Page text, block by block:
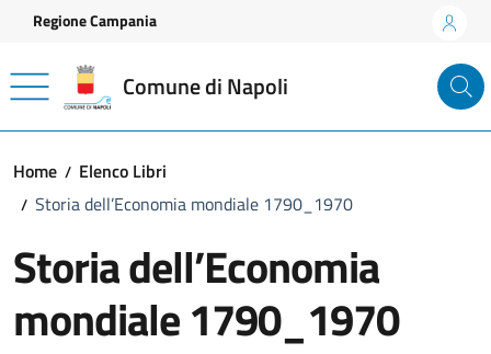
Vai ai contenuti
Vai al footer
Regione Campania
Comune di Napoli
Home
Elenco Libri
Storia dell’Economia mondiale 1790_1970
Storia dell’Economia
mondiale 1790_1970